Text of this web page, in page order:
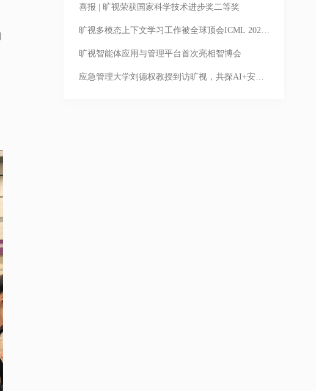
喜报 | 旷视荣获国家科学技术进步奖二等奖
旷视多模态上下文学习工作被全球顶会ICML 2026
旷视智能体应用与管理平台首次亮相智博会
应急管理大学刘德权教授到访旷视，共探AI+安全